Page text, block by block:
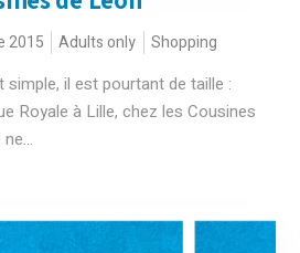
2015 Adults only Shopping
simple, il est pourtant de taille :
Royale à Lille, chez les Cousines